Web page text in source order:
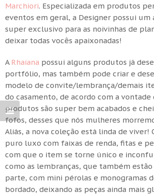
Marchiori. Especializada em produtos
eventos em geral, a Designer possui um
super exclusivo para as noivinhas de
deixar todas vocês apaixonadas!
A Rhaiana possui alguns produtos já
portfólio, mas também pode criar e
modelo de convite/lembrança/demais
do casamento, de acordo com a vontade
produtos são super bem acabados e
fofos, desses que nós mulheres
Aliás, a nova coleção está linda de viver!
puro luxo com faixas de renda, fitas e
com que o item se torne único e
como as lembranças, que também
parte, com mini pérolas e monogramas
bordado, deixando as peças ainda mais